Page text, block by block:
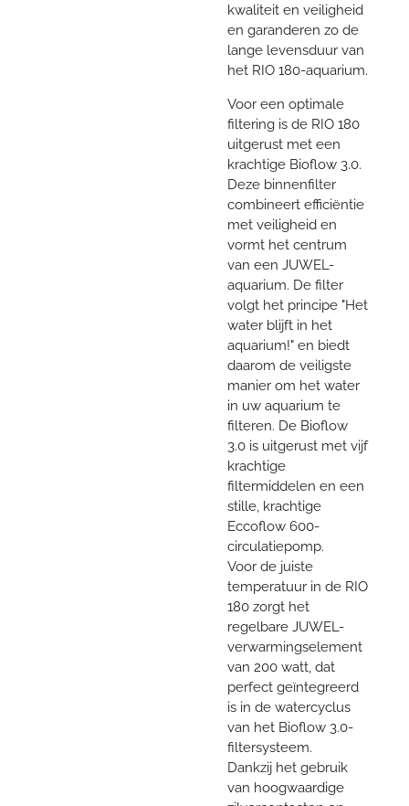
kwaliteit en veiligheid
en garanderen zo de
lange levensduur van
het RIO 180-aquarium.
Voor een optimale
filtering is de RIO 180
uitgerust met een
krachtige Bioflow 3.0.
Deze binnenfilter
combineert efficiëntie
met veiligheid en
vormt het centrum
van een JUWEL-
aquarium. De filter
volgt het principe "Het
water blijft in het
aquarium!" en biedt
daarom de veiligste
manier om het water
in uw ​​aquarium te
filteren. De Bioflow
3.0 is uitgerust met vijf
krachtige
filtermiddelen en een
stille, krachtige
Eccoflow 600-
circulatiepomp.
Voor de juiste
temperatuur in de RIO
180 zorgt het
regelbare JUWEL-
verwarmingselement
van 200 watt, dat
perfect geïntegreerd
is in de watercyclus
van het Bioflow 3.0-
filtersysteem.
Dankzij het gebruik
van hoogwaardige